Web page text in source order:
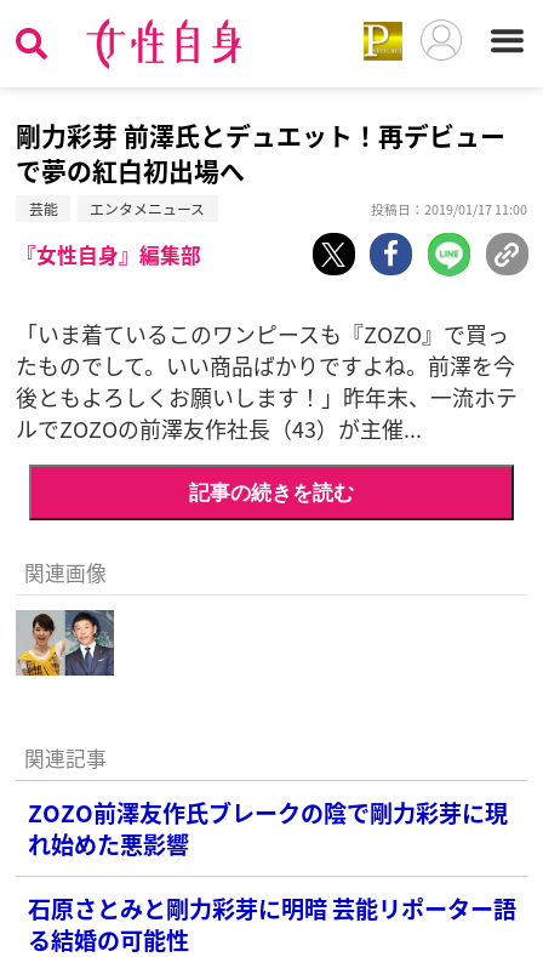
剛力彩芽 前澤氏とデュエット！再デビュー
で夢の紅白初出場へ
芸能 エンタメニュース 投稿日：2019/01/17 11:00
『女性自身』編集部
「いま着ているこのワンピースも『ZOZO』で買っ
たものでして。いい商品ばかりですよね。前澤を今
後ともよろしくお願いします！」昨年末、一流ホテ
ルでZOZOの前澤友作社長（43）が主催...
記事の続きを読む
関連画像
関連記事
ZOZO前澤友作氏ブレークの陰で剛力彩芽に現
れ始めた悪影響
石原さとみと剛力彩芽に明暗 芸能リポーター語
る結婚の可能性